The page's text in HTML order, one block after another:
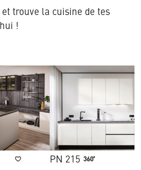
trouve la cuisine de tes
!
PN 215